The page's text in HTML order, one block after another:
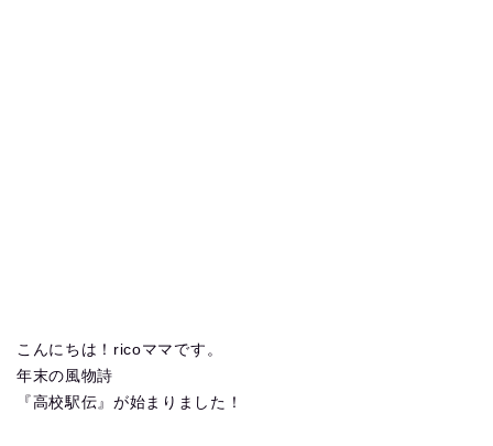
こんにちは！ricoママです。
年末の風物詩
『高校駅伝』が始まりました！